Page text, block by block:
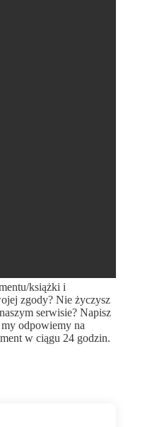
książki i
zgody? Nie życzysz
serwisie? Napisz
my odpowiemy na
w ciągu 24 godzin.